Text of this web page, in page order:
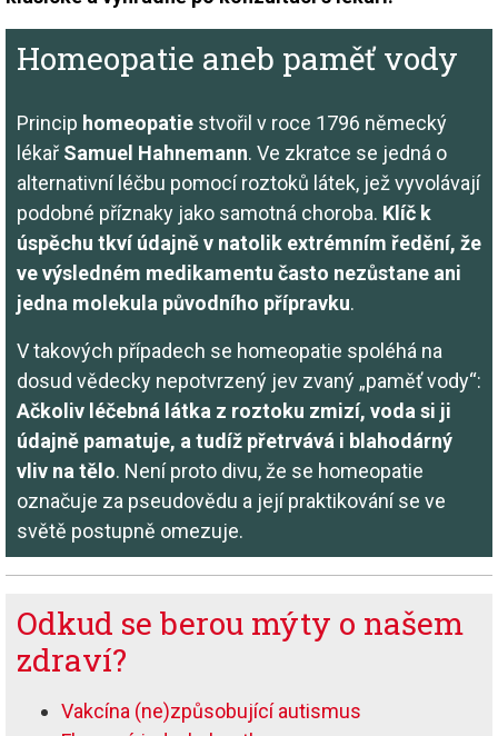
Homeopatie aneb paměť vody
Princip homeopatie stvořil v roce 1796 německý
lékař Samuel Hahnemann. Ve zkratce se jedná o
alternativní léčbu pomocí roztoků látek, jež vyvolávají
podobné příznaky jako samotná choroba. Klíč k
úspěchu tkví údajně v natolik extrémním ředění, že
ve výsledném medikamentu často nezůstane ani
jedna molekula původního přípravku.
V takových případech se homeopatie spoléhá na
dosud vědecky nepotvrzený jev zvaný „paměť vody“:
Ačkoliv léčebná látka z roztoku zmizí, voda si ji
údajně pamatuje, a tudíž přetrvává i blahodárný
vliv na tělo. Není proto divu, že se homeopatie
označuje za pseudovědu a její praktikování se ve
světě postupně omezuje.
Odkud se berou mýty o našem
zdraví?
Vakcína (ne)způsobující autismus